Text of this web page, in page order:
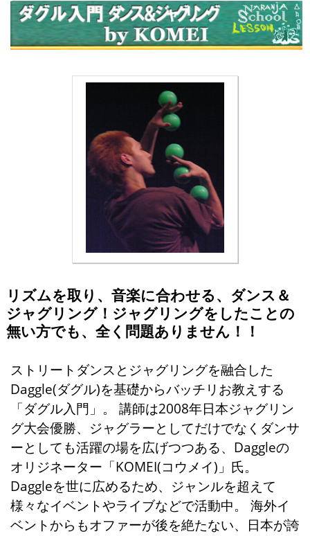
リズムを取り、音楽に合わせる、ダンス＆
ジャグリング！ジャグリングをしたことの
無い方でも、全く問題ありません！！
ストリートダンスとジャグリングを融合した
Daggle(ダグル)を基礎からバッチリお教えする
「ダグル入門」。 講師は2008年日本ジャグリン
グ大会優勝、ジャグラーとしてだけでなくダンサ
ーとしても活躍の場を広げつつある、Daggleの
オリジネーター「KOMEI(コウメイ)」氏。
Daggleを世に広めるため、ジャンルを超えて
様々なイベントやライブなどで活動中。 海外イ
ベントからもオファーが後を絶たない、日本が誇